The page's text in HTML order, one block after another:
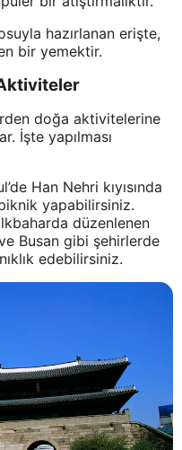
hazırlanan erişte,
bir yemektir.
doğa aktivitelerine
İşte yapılması
Han Nehri kıyısında
yapabilirsiniz.
düzenlenen
Busan gibi şehirlerde
edebilirsiniz.